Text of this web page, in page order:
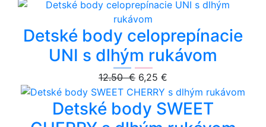
Detské body celoprepínacie
UNI s dlhým rukávom
12.50 € 6,25 €
Detské body SWEET